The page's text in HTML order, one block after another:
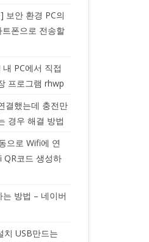
보안 환경 PC의
폰으로 전송할
PC에서 직접
프로그램 rhwp
결했는데 충전만
경우 해결 방법
으로 Wifi에 연
QR코드 생성하
방법 – 네이버
치 USB만드는